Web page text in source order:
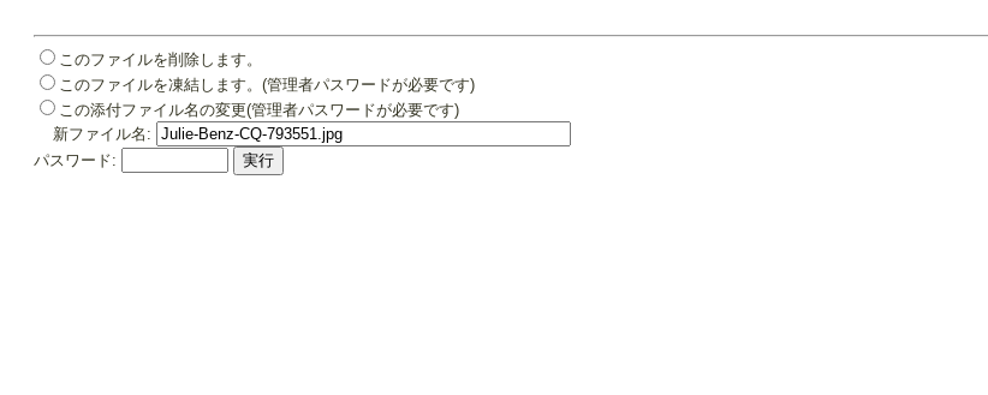
このファイルを削除します。
このファイルを凍結します。(管理者パスワードが必要です)
この添付ファイル名の変更(管理者パスワードが必要です)
新ファイル名:
パスワード: